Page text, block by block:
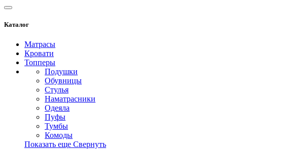
Каталог
Матрасы
Кровати
Топперы
Подушки
Обувницы
Стулья
Наматрасники
Одеяла
Пуфы
Тумбы
Комоды
Показать еще Свернуть